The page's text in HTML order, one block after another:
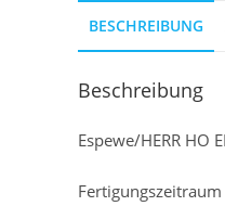
BESCHREIBUNG
Beschreibung
Espewe/HERR HO